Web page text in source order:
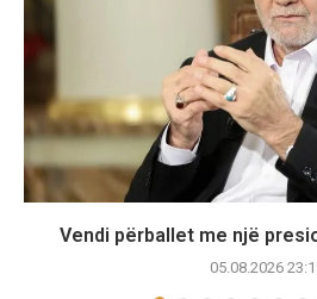
Vendi përballet me një
05.08.2026